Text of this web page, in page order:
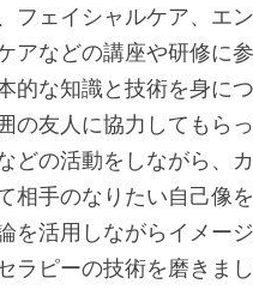
フェイシャルケア、エ
アなどの講座や研修に参
的な知識と技術を身に
の友人に協力してもらっ
どの活動をしながら、
相手のなりたい自己像
を活用しながらイメー
ラピーの技術を磨きまし